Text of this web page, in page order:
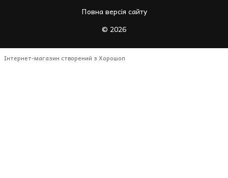
Повна версія сайту
© 2026
Інтернет-магазин створений з Хорошоп